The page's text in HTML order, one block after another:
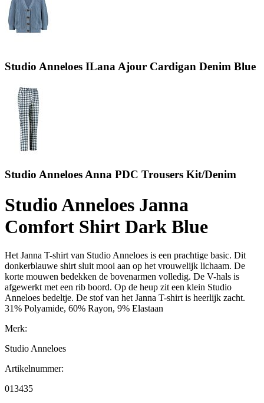
Studio Anneloes ILana Ajour Cardigan Denim Blue
Studio Anneloes Anna PDC Trousers Kit/Denim
Studio Anneloes Janna
Comfort Shirt Dark Blue
Het Janna T-shirt van Studio Anneloes is een prachtige basic. Dit
donkerblauwe shirt sluit mooi aan op het vrouwelijk lichaam. De
korte mouwen bedekken de bovenarmen volledig. De V-hals is
afgewerkt met een rib boord. Op de heup zit een klein Studio
Anneloes bedeltje. De stof van het Janna T-shirt is heerlijk zacht.
31% Polyamide, 60% Rayon, 9% Elastaan
Merk:
Studio Anneloes
Artikelnummer:
013435